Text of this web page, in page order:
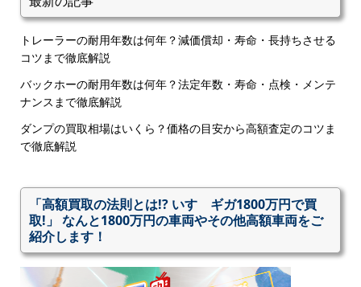
トレーラーの耐用年数は何年？減価償却・寿命・長持ちさせる
コツまで徹底解説
バックホーの耐用年数は何年？法定年数・寿命・点検・メンテ
ナンスまで徹底解説
ダンプの買取相場はいくら？価格の目安から高額査定のコツま
で徹底解説
「高額買取の法則とは!? いすゞギガ1800万円で買
取!」 なんと1800万円の車両やその他高額車両をご
紹介します！